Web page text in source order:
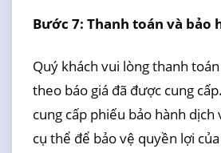
Bước 7: Thanh toán và bảo
Quý khách vui lòng thanh
theo báo giá đã được cung
cung cấp phiếu bảo hành dịch
cụ thể để bảo vệ quyền lợi